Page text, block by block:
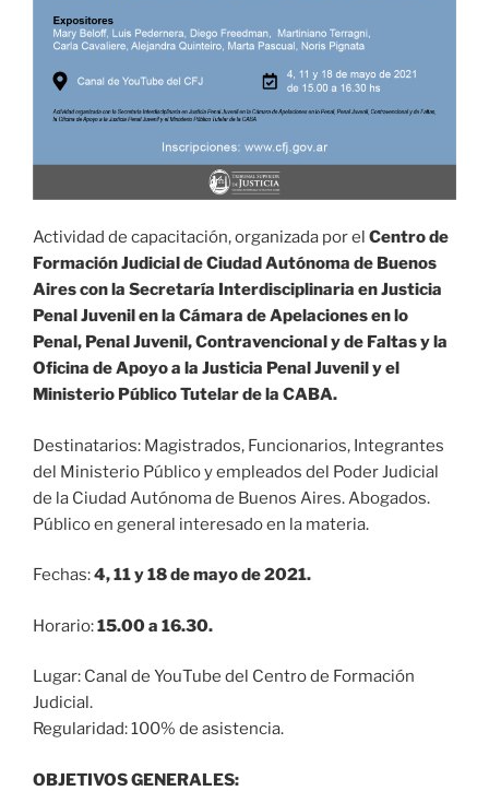
Actividad de capacitación, organizada por el Centro de
Formación Judicial de Ciudad Autónoma de Buenos
Aires con la Secretaría Interdisciplinaria en Justicia
Penal Juvenil en la Cámara de Apelaciones en lo
Penal, Penal Juvenil, Contravencional y de Faltas y la
Oficina de Apoyo a la Justicia Penal Juvenil y el
Ministerio Público Tutelar de la CABA.
Destinatarios: Magistrados, Funcionarios, Integrantes
del Ministerio Público y empleados del Poder Judicial
de la Ciudad Autónoma de Buenos Aires. Abogados.
Público en general interesado en la materia.
Fechas:4, 11 y 18 de mayo de 2021.
Horario:15.00 a 16.30.
Lugar: Canal de YouTube del Centro de Formación
Judicial.
Regularidad: 100% de asistencia.
OBJETIVOS GENERALES: